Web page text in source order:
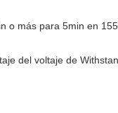
o más para 5min en
del voltaje de